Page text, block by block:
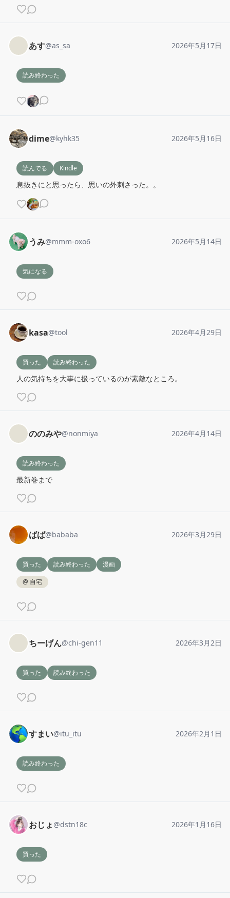
あす@as_sa 2026年5月17日
読み終わった
dime@kyhk35 2026年5月16日
読んでる Kindle
息抜きにと思ったら、思いの外刺さった。。
うみ@mmm-oxo6 2026年5月14日
気になる
kasa@tool 2026年4月29日
買った 読み終わった
人の気持ちを大事に扱っているのが素敵なところ。
ののみや@nonmiya 2026年4月14日
読み終わった
最新巻まで
ばば@bababa 2026年3月29日
買った 読み終わった
漫画
@ 自宅
ちーげん@chi-gen11 2026年3月2日
買った 読み終わった
すまい@itu_itu 2026年2月1日
読み終わった
おじょ @dstn18c 2026年1月16日
買った